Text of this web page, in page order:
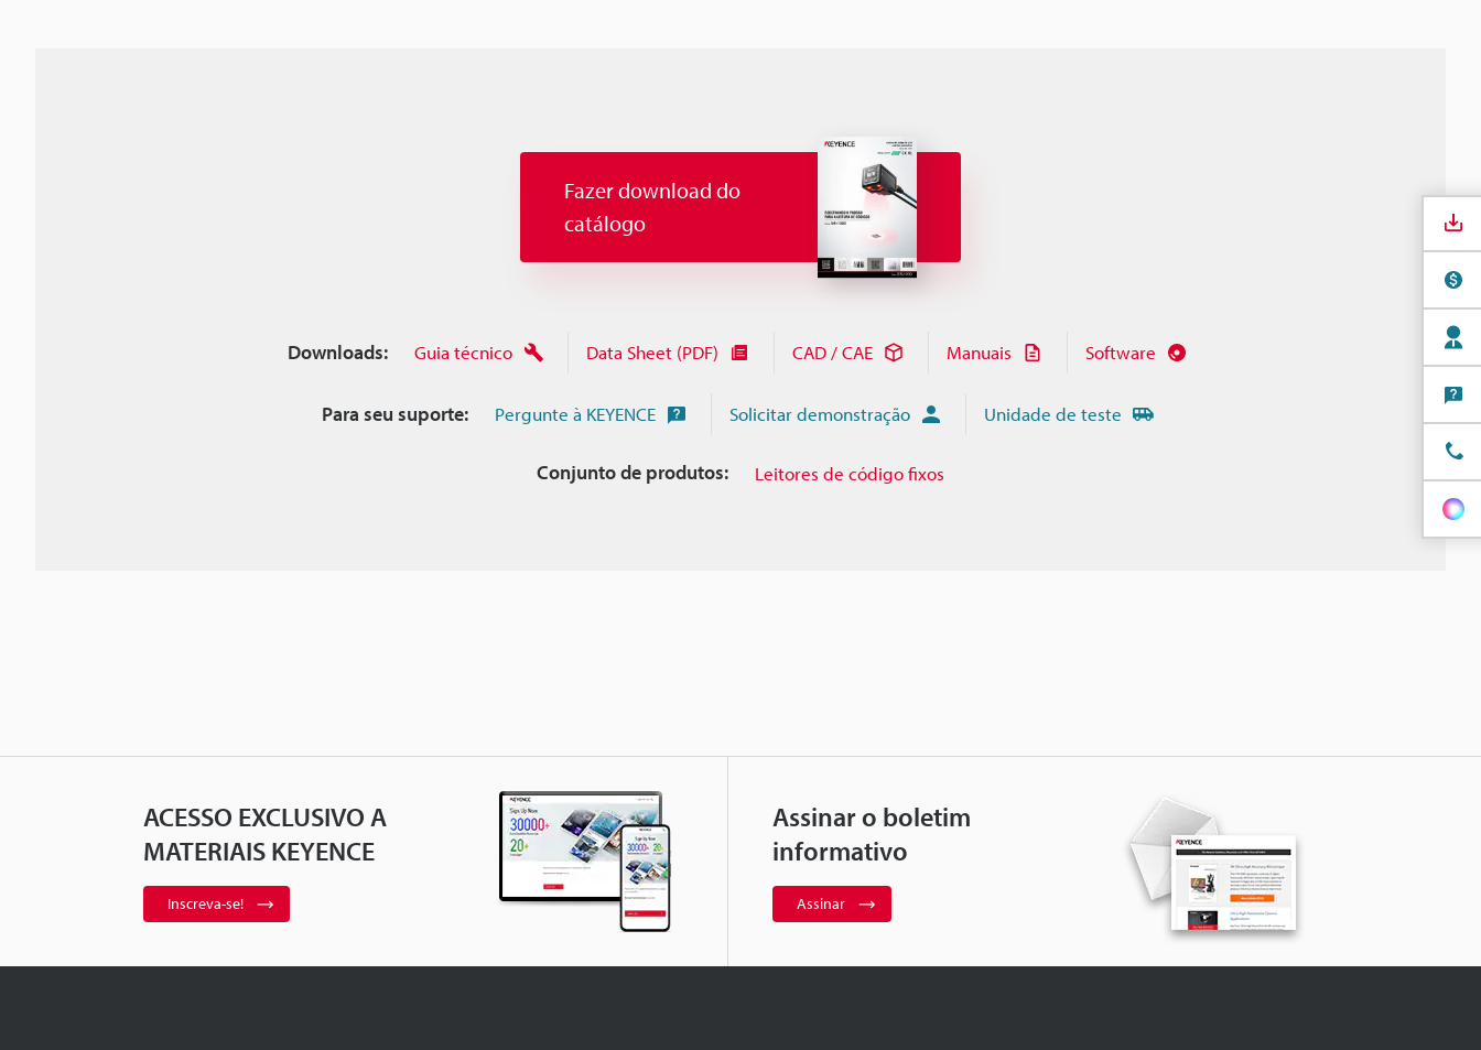
Fazer download do
catálogo
Downloads: Guia técnico Data Sheet (PDF) CAD / CAE Manuais Software
Para seu suporte: Pergunte à KEYENCE Solicitar demonstração Unidade de teste
Conjunto de produtos: Leitores de código fixos
ACESSO EXCLUSIVO A
MATERIAIS KEYENCE
Inscreva-se!
Assinar o boletim
informativo
Assinar